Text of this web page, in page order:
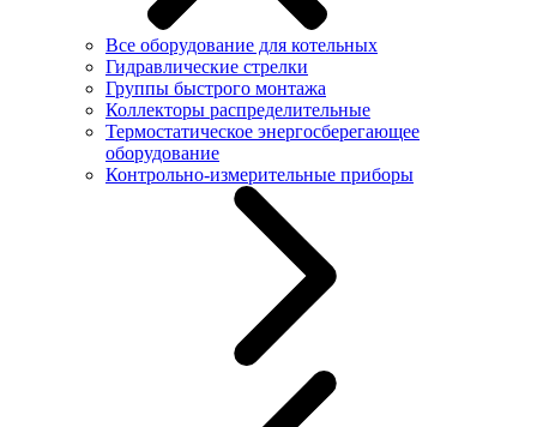
Все оборудование для котельных
Гидравлические стрелки
Группы быстрого монтажа
Коллекторы распределительные
Термостатическое энергосберегающее
оборудование
Контрольно-измерительные приборы